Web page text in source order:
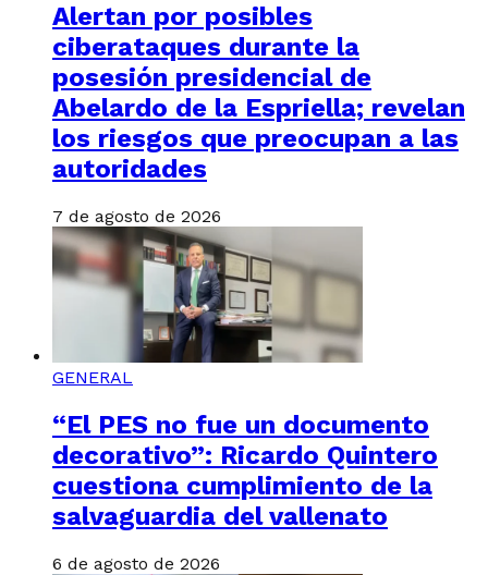
Alertan por posibles
ciberataques durante la
posesión presidencial de
Abelardo de la Espriella; revelan
los riesgos que preocupan a las
autoridades
7 de agosto de 2026
GENERAL
“El PES no fue un documento
decorativo”: Ricardo Quintero
cuestiona cumplimiento de la
salvaguardia del vallenato
6 de agosto de 2026